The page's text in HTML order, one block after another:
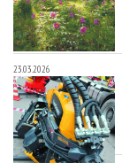
23.03.2026